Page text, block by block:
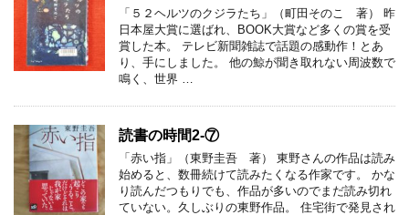
「５２ヘルツのクジラたち」（町田そのこ 著） 昨
日本屋大賞に選ばれ、BOOK大賞など多くの賞を受
賞した本。 テレビ新聞雑誌で話題の感動作！とあ
り、手にしました。 他の鯨が聞き取れない周波数で
鳴く、世界 …
読書の時間2-⑦
「赤い指」（東野圭吾 著） 東野さんの作品は読み
始めると、数冊続けて読みたくなる作家です。 かな
り読んだつもりでも、作品が多いのでまだ読み切れ
ていない。久しぶりの東野作品。 住宅街で発見され